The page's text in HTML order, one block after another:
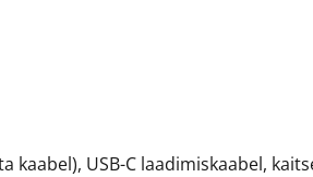
USB-C laadimiskaabel,